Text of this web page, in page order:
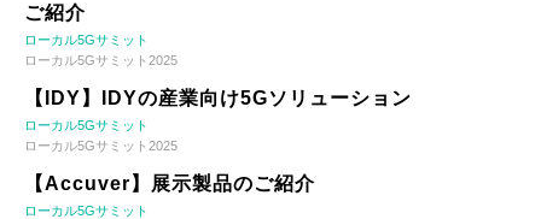
ご紹介
ローカル5Gサミット
ローカル5Gサミット2025
【IDY】IDYの産業向け5Gソリューション
ローカル5Gサミット
ローカル5Gサミット2025
【Accuver】展示製品のご紹介
ローカル5Gサミット